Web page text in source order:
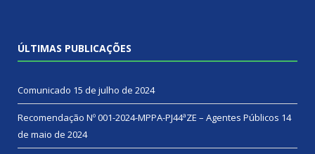
ÚLTIMAS PUBLICAÇÕES
Comunicado 15 de julho de 2024
Recomendação Nº 001-2024-MPPA-PJ44ªZE – Agentes Públicos 14
de maio de 2024